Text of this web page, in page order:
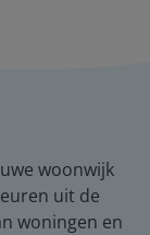
woonwijk
uit de
woningen en